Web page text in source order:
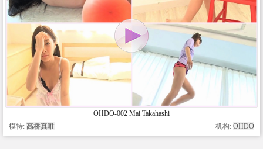
OHDO-002 Mai Takahashi
模特: 高桥真唯 机构: OHDO